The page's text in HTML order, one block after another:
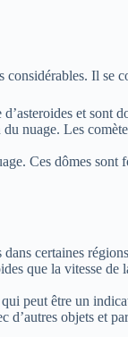
Il se
et sont
Les
Ces dômes
certaines
que la vitesse
peut être un
objets et